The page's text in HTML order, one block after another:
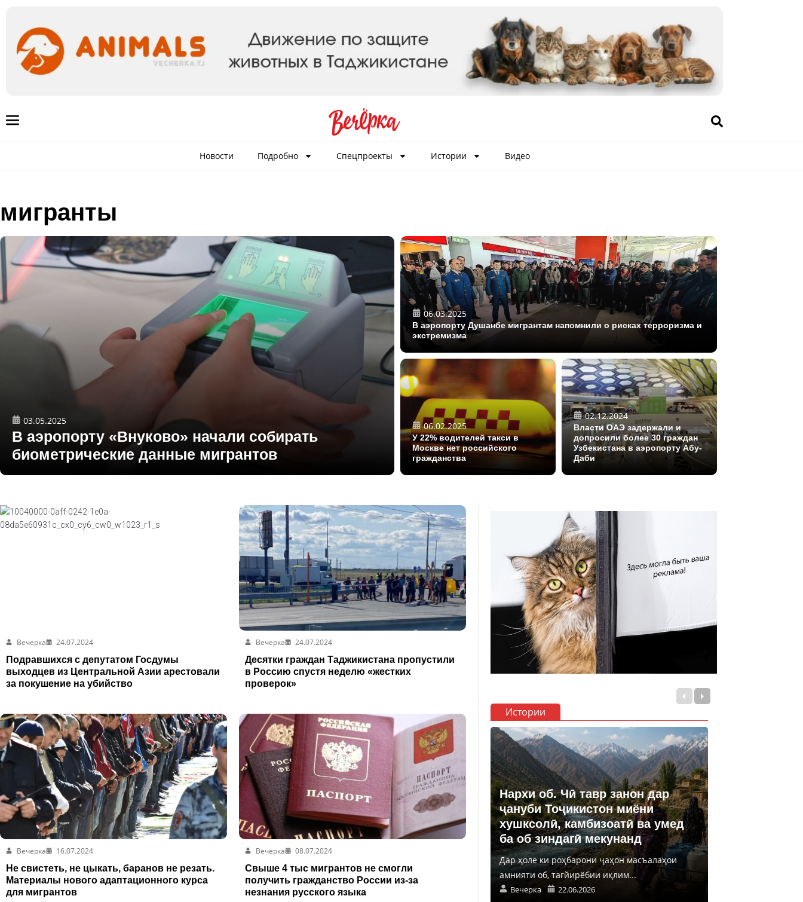
Новости Подробно Спецпроекты Истории Видео
мигранты
03.05.2025
В аэропорту «Внуково» начали собирать
биометрические данные мигрантов
06.03.2025
В аэропорту Душанбе мигрантам напомнили о рисках терроризма и
экстремизма
06.02.2025
У 22% водителей такси в
Москве нет российского
гражданства
02.12.2024
Власти ОАЭ задержали и
допросили более 30 граждан
Узбекистана в аэропорту Абу-
Даби
Вечерка
24.07.2024
Подравшихся с депутатом Госдумы
выходцев из Центральной Азии арестовали
за покушение на убийство
Вечерка
24.07.2024
Десятки граждан Таджикистана пропустили
в Россию спустя неделю «жестких
проверок»
Вечерка
16.07.2024
Не свистеть, не цыкать, баранов не резать.
Материалы нового адаптационного курса
для мигрантов
Вечерка
08.07.2024
Свыше 4 тыс мигрантов не смогли
получить гражданство России из-за
незнания русского языка
Истории
Нархи об. Чӣ тавр занон дар
ҷануби Тоҷикистон миёни
хушксолӣ, камбизоатӣ ва умед
ба об зиндагӣ мекунанд
Дар ҳоле ки роҳбарони ҷаҳон масъалаҳои
амнияти об, тағйирёбии иқлим...
Вечерка 22.06.2026